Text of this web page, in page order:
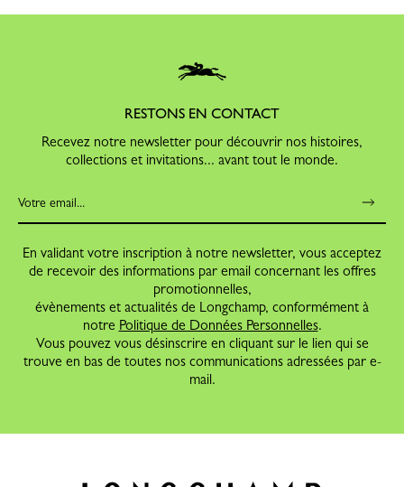
RESTONS EN CONTACT
Recevez notre newsletter pour découvrir nos histoires,
collections et invitations... avant tout le monde.
En validant votre inscription à notre newsletter, vous acceptez
de recevoir des informations par email concernant les offres
promotionnelles,
évènements et actualités de Longchamp, conformément à
notre Politique de Données Personnelles.
Vous pouvez vous désinscrire en cliquant sur le lien qui se
trouve en bas de toutes nos communications adressées par e-
mail.